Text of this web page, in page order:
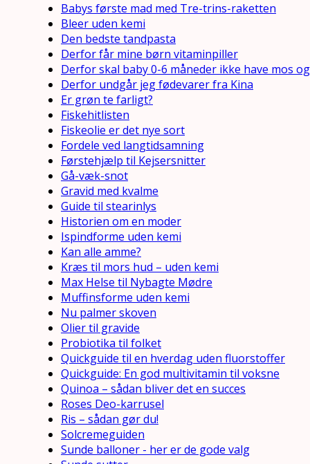
Babys første mad med Tre-trins-raketten
Bleer uden kemi
Den bedste tandpasta
Derfor får mine børn vitaminpiller
Derfor skal baby 0-6 måneder ikke have mos
Derfor undgår jeg fødevarer fra Kina
Er grøn te farligt?
Fiskehitlisten
Fiskeolie er det nye sort
Fordele ved langtidsamning
Førstehjælp til Kejsersnitter
Gå-væk-snot
Gravid med kvalme
Guide til stearinlys
Historien om en moder
Ispindforme uden kemi
Kan alle amme?
Kræs til mors hud – uden kemi
Max Helse til Nybagte Mødre
Muffinsforme uden kemi
Nu palmer skoven
Olier til gravide
Probiotika til folket
Quickguide til en hverdag uden fluorstoffer
Quickguide: En god multivitamin til voksne
Quinoa – sådan bliver det en succes
Roses Deo-karrusel
Ris – sådan gør du!
Solcremeguiden
Sunde balloner - her er de gode valg